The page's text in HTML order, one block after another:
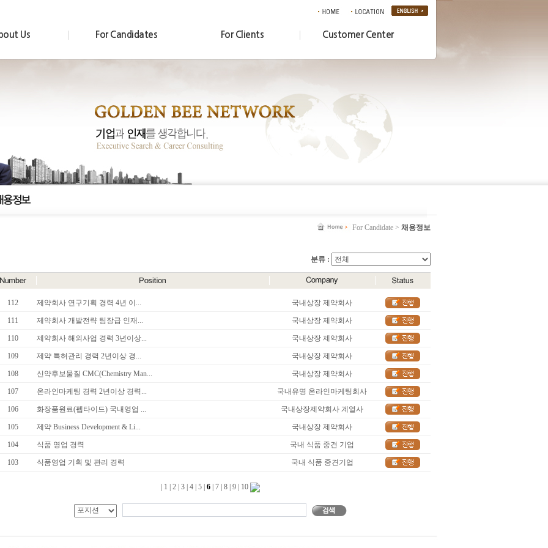
Us For Candidates For Clients Customer Center
For Candidate > 채용정보
분류 :
112 제약회사 연구기획 경력 4년 이... 국내상장 제약회사
111 제약회사 개발전략 팀장급 인재... 국내상장 제약회사
110 제약회사 해외사업 경력 3년이상... 국내상장 제약회사
109 제약 특허관리 경력 2년이상 경... 국내상장 제약회사
108 신약후보물질 CMC(Chemistry Man... 국내상장 제약회사
107 온라인마케팅 경력 2년이상 경력... 국내유명 온라인마케팅회사
106 화장품원료(펩타이드) 국내영업 ... 국내상장제약회사 계열사
105 제약 Business Development & Li... 국내상장 제약회사
104 식품 영업 경력 국내 식품 중견 기업
103 식품영업 기획 및 관리 경력 국내 식품 중견기업
1 2| 3| 4| 5| 6| 7| 8| 9| 10